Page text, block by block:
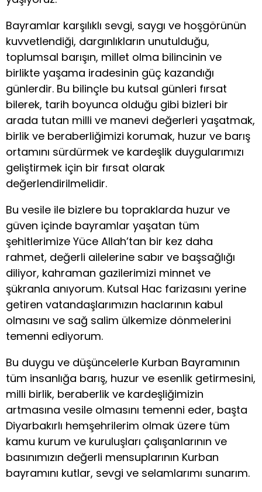
Bayramlar karşılıklı sevgi, saygı ve hoşgörünün
kuvvetlendiği, dargınlıkların unutulduğu,
toplumsal barışın, millet olma bilincinin ve
birlikte yaşama iradesinin güç kazandığı
günlerdir. Bu bilinçle bu kutsal günleri fırsat
bilerek, tarih boyunca olduğu gibi bizleri bir
arada tutan milli ve manevi değerleri yaşatmak,
birlik ve beraberliğimizi korumak, huzur ve barış
ortamını sürdürmek ve kardeşlik duygularımızı
geliştirmek için bir fırsat olarak
değerlendirilmelidir.
Bu vesile ile bizlere bu topraklarda huzur ve
güven içinde bayramlar yaşatan tüm
şehitlerimize Yüce Allah’tan bir kez daha
rahmet, değerli ailelerine sabır ve başsağlığı
diliyor, kahraman gazilerimizi minnet ve
şükranla anıyorum. Kutsal Hac farizasını yerine
getiren vatandaşlarımızın haclarının kabul
olmasını ve sağ salim ülkemize dönmelerini
temenni ediyorum.
Bu duygu ve düşüncelerle Kurban Bayramının
tüm insanlığa barış, huzur ve esenlik getirmesini,
milli birlik, beraberlik ve kardeşliğimizin
artmasına vesile olmasını temenni eder, başta
Diyarbakırlı hemşehrilerim olmak üzere tüm
kamu kurum ve kuruluşları çalışanlarının ve
basınımızın değerli mensuplarının Kurban
bayramını kutlar, sevgi ve selamlarımı sunarım.